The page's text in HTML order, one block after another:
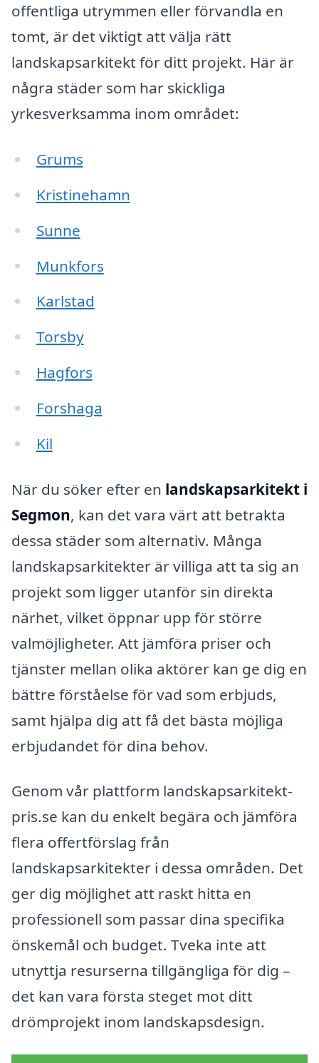
offentliga utrymmen eller förvandla en
tomt, är det viktigt att välja rätt
landskapsarkitekt för ditt projekt. Här är
några städer som har skickliga
yrkesverksamma inom området:
Grums
Kristinehamn
Sunne
Munkfors
Karlstad
Torsby
Hagfors
Forshaga
Kil
När du söker efter en landskapsarkitekt i
Segmon, kan det vara värt att betrakta
dessa städer som alternativ. Många
landskapsarkitekter är villiga att ta sig an
projekt som ligger utanför sin direkta
närhet, vilket öppnar upp för större
valmöjligheter. Att jämföra priser och
tjänster mellan olika aktörer kan ge dig en
bättre förståelse för vad som erbjuds,
samt hjälpa dig att få det bästa möjliga
erbjudandet för dina behov.
Genom vår plattform landskapsarkitekt-
pris.se kan du enkelt begära och jämföra
flera offertförslag från
landskapsarkitekter i dessa områden. Det
ger dig möjlighet att raskt hitta en
professionell som passar dina specifika
önskemål och budget. Tveka inte att
utnyttja resurserna tillgängliga för dig –
det kan vara första steget mot ditt
drömprojekt inom landskapsdesign.